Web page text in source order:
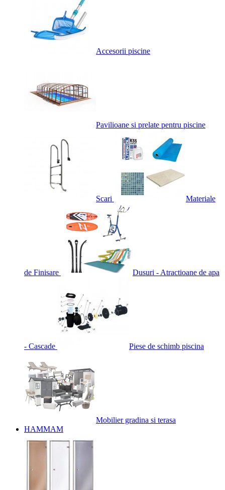
Accesorii piscine
Pavilioane si prelate pentru piscine
Scari Materiale
de Finisare Dusuri - Atractioane de apa
- Cascade Piese de schimb piscina
Mobilier gradina si terasa
HAMMAM